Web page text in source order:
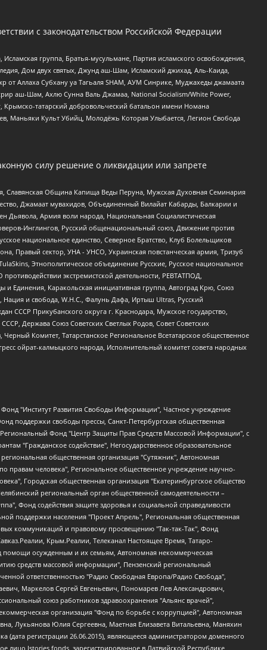
с законодательством Российской Федерации
группа, Братья-мусульмане, Партия исламского освобождения,
Дом двух святых, Джунд аш-Шам, Исламский джихад, Аль-Каида,
Аллаха Субхану уа Тагьаля SHAM, АУМ Синрике, Муджахеды джамаата
аш-Шам, Ахлю Сунна Валь Джамаа, National Socialism/White Power,
Крымско-татарский добровольческий батальон имени Номана
Маньяки Культ Убийц, Молодёжь Которая Улыбается, Легион Свобода
силу решение о ликвидации или запрете
Славянская Община Капища Веды Перуна, Мужская Духовная Семинария
Джамаат мувахидов, Объединенный Вилайат Кабарды, Балкарии и
Дьявола, Армия воли народа, Национальная Социалистическая
Инглингов, Русский общенациональный союз, Движение против
национальное единство, Северное Братство, Клуб Болельщиков
Правый сектор, УНА - УНСО, Украинская повстанческая армия, Тризуб
Этнополитическое объединение Русские, Русское национальное
экстремистской деятельности, РЕВТАТПОД,
Единения, Каракольская инициативная группа, Автоград Крю, Союз
Нация и свобода, W.H.С., Фалунь Дафа, Иртыш Ultras, Русский
СССР Прикубанского округа г. Краснодара, Мужское государство,
Держава Союз Советских Светлых Родов, Совет Советских
Комитет, Татарстанское Региональное Всетатарское общественное
ойрат-калмыцкого народа, Исполнительный комитет совета народных
группа ЛГБТ+ "Реверс", Алексеев Андрей Викторович, Бекбулатова Таисия Львовна, Беляев Иван Михайлович, Владыкина Елена Сергеевна, Гельман Марат Александрович, Никульшина Вероника Юрьевна, Толоконникова Надежда Андреевна, Шендерович Виктор Анатольевич, Общество с ограниченной ответственностью "Данное сообщение", Общество с ограниченной ответственностью Издательский дом "Новая глава", Айнбиндер Александра Александровна, Московский комьюнити-центр для ЛГБТ+инициатив, Благотворительный фонд развития филантропии, Deutsche Welle (Германия, Kurt-Schumacher-Strasse 3, 53113 Bonn), Борзунова Мария Михайловна, Воробьев Виктор Викторович, Голубева Анна Львовна, Константинова Алла Михайловна, Малкова Ирина Владимировна, Мурадов Мурад Абдулгалимович, Осетинская Елизавета Николаевна, Понасенков Евгений Николаевич, Ганапольский Матвей Юрьевич, Киселев Евгений Алексеевич, Борухович Ирина Григорьевна, Дремин Иван Тимофеевич, Дубровский Дмитрий Викторович, Красноярская региональная общественная организация поддержки и развития альтернативных образовательных технологий и межкультурных коммуникаций "ИНТЕРРА", Маяковская Екатерина Алексеевна, Фейгин Марк Захарович, Филимонов Андрей Викторович, Дзугкоева Регина Николаевна, Доброхотов Роман Александрович, Дудь Юрий Александрович, Елкин Сергей Владимирович, Кругликов Кирилл Игоревич, Сабунаева Мария Леонидовна, Семенов Алексей Владимирович, Шаинян Карен Багратович, Шульман Екатерина Михайловна, Асафьев Артур Валерьевич, Вахштайн Виктор Семенович, Венедиктов Алексей Алексеевич, Лушникова Екатерина Евгеньевна, Волков Леонид Михайлович, Невзоров Александр Глебович, Пархоменко Сергей Борисович, Сироткин Ярослав Николаевич, Кара-Мурза Владимир Владимирович, Баранова Наталья Владимировна, Гозман Леонид Яковлевич, Кагарлицкий Борис Юльевич, Климарев Михаил Валерьевич, Милов Владимир Станиславович, Автономная некоммерческая организация Краснодарский центр современного искусства "Типография", Моргенштерн Алишер Тагирович, Соболь Любовь Эдуардовна, Общество с ограниченной ответственностью "ЛИЗА НОРМ", Каспаров Гарри Кимович, Ходорковский Михаил Борисович, Общество с ограниченной ответственностью "Апрельские тезисы", Данилович Ирина Брониславовна, Кашин Олег Владимирович, Петров Николай Владимирович, Пивоваров Алексей Владимирович, Соколов Михаил Владимирович, Цветкова Юлия Владимировна, Чичваркин Евгений Александрович, Комитет против пыток/Команда против пыток, Общество с ограниченной ответственностью "Первый научный", Общество с ограниченной ответственностью "Вертолет и ко", Белоцерковская Вероника Борисовна, Кац Максим Евгеньевич, Лазарева Татьяна Юрьевна, Шаведдинов Руслан Табризович, Яшин Илья Валерьевич, Общество с ограниченной ответственностью "Иноагент ААВ", Алешковский Дмитрий Петрович, Альбац Евгения Марковна, Быков Дмитрий Львович, Галямина Юлия Евгеньевна, Лойко Сергей Леонидович, Мартынов Кирилл Константинович, Медведев Сергей Александрович, Крашенинников Федор Геннадиевич, Гордеева Катерина Вл